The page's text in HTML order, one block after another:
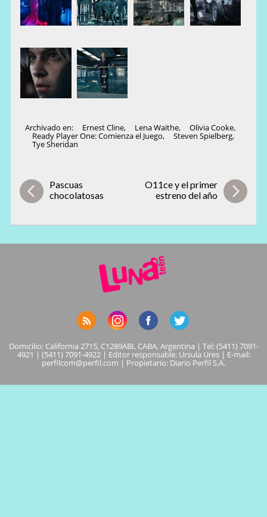
Archivado en: Ernest Cline, Lena Waithe, Olivia Cooke,
Ready Player One: Comienza el Juego, Steven Spielberg,
Tye Sheridan
Pascuas
chocolatosas
O11ce y el primer
estreno del año
Domicilio: California 2715, C1289ABI, CABA, Argentina | Tel: (5411) 7091-
4921 | (5411) 7091-4922 | Editor responsable: Ursula Ures | E-mail:
perfilcom@perfil.com | Propietario: Diario Perfil S.A.